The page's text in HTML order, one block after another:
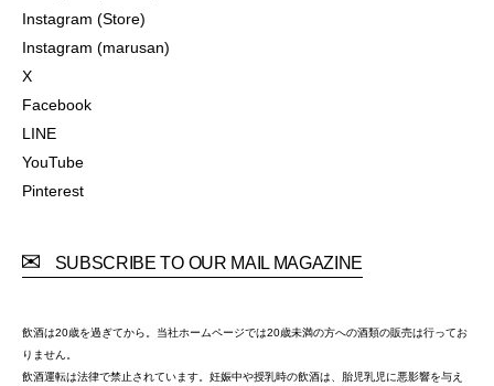
Instagram (Store)
Instagram (marusan)
X
Facebook
LINE
YouTube
Pinterest
SUBSCRIBE TO OUR MAIL MAGAZINE
飲酒は20歳を過ぎてから。当社ホームページでは20歳未満の方への酒類の販売は行ってお
りません。
飲酒運転は法律で禁止されています。妊娠中や授乳時の飲酒は、胎児乳児に悪影響を与え